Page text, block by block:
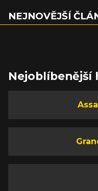
NEJNOVĚJŠÍ
Nejoblíbenější